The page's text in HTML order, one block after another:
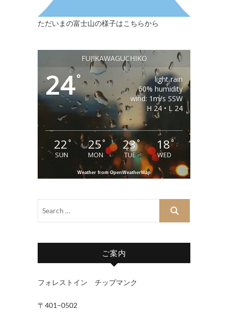
ただいまの富士山の様子はこちらから
FUJIKAWAGUCHIKO
24°
light rain
60% humidity
wind: 1m/s SSW
H 24 • L 24
22°
SUN
25°
MON
23°
TUE
18°
WED
Weather from OpenWeatherMap
ご案内
フォレストイン チップマンク
〒401−0502